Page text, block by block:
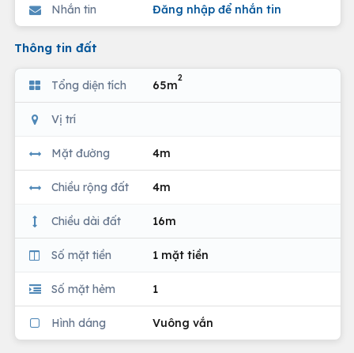
Nhắn tin Đăng nhập để nhắn tin
Thông tin đất
Tổng diện tích 65m
2
Vị trí
Mặt đường 4m
Chiều rộng đất 4m
Chiều dài đất 16m
Số mặt tiền 1 mặt tiền
Số mặt hẻm 1
Hình dáng Vuông vắn